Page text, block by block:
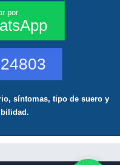
por
síntomas, tipo de suero y